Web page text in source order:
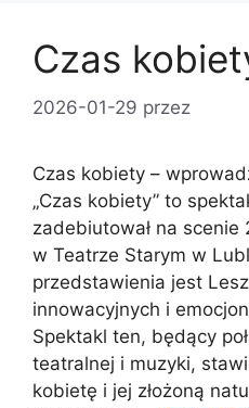
Czas
2026-01-29 przez
Czas kobiety –
„Czas kobiety” to
zadebiutował na
w Teatrze Starym w
przedstawienia jest
innowacyjnych i
Spektakl ten, będący
teatralnej i muzyki,
kobietę i jej złożoną